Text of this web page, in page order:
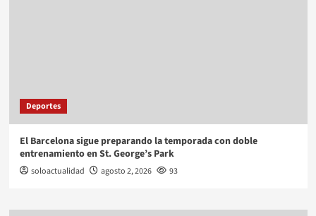
Deportes
El Barcelona sigue preparando la temporada con doble
entrenamiento en St. George’s Park
soloactualidad agosto 2, 2026 93